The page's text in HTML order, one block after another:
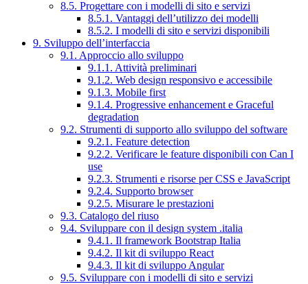
8.5. Progettare con i modelli di sito e servizi
8.5.1. Vantaggi dell’utilizzo dei modelli
8.5.2. I modelli di sito e servizi disponibili
9. Sviluppo dell’interfaccia
9.1. Approccio allo sviluppo
9.1.1. Attività preliminari
9.1.2. Web design responsivo e accessibile
9.1.3. Mobile first
9.1.4. Progressive enhancement e Graceful
degradation
9.2. Strumenti di supporto allo sviluppo del software
9.2.1. Feature detection
9.2.2. Verificare le feature disponibili con Can I
use
9.2.3. Strumenti e risorse per CSS e JavaScript
9.2.4. Supporto browser
9.2.5. Misurare le prestazioni
9.3. Catalogo del riuso
9.4. Sviluppare con il design system .italia
9.4.1. Il framework Bootstrap Italia
9.4.2. Il kit di sviluppo React
9.4.3. Il kit di sviluppo Angular
9.5. Sviluppare con i modelli di sito e servizi